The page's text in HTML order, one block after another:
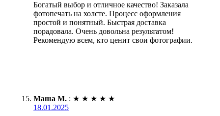
Богатый выбор и отличное качество! Заказала
фотопечать на холсте. Процесс оформления
простой и понятный. Быстрая доставка
порадовала. Очень довольна результатом!
Рекомендую всем, кто ценит свои фотографии.
Маша М. : ★ ★ ★ ★ ★
18.01.2025